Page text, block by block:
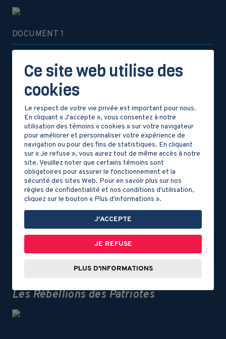
DOCUMENT 1
DOCUMENT 2
La crise agricole
DOCUMENT 3
Les 92 Résolutions
Les Rébellions des Patriotes
Ce site web utilise des
cookies
Le respect de votre vie privée est important pour nous.
En cliquant « J'accepte », vous consentez à notre
utilisation des témoins « cookies » sur votre navigateur
pour améliorer et personnaliser votre expérience de
navigation ou pour des fins de statistiques. En cliquant
sur « Je refuse », vous aurez tout de même accès à notre
site. Veuillez noter que certains témoins sont
obligatoires pour assurer le fonctionnement et la
sécurité des sites Web. Pour en savoir plus sur nos
règles de confidentialité et nos conditions d'utilisation,
cliquez sur le bouton « Plus d'informations ».
J'ACCEPTE
JE REFUSE
PLUS D'INFORMATIONS